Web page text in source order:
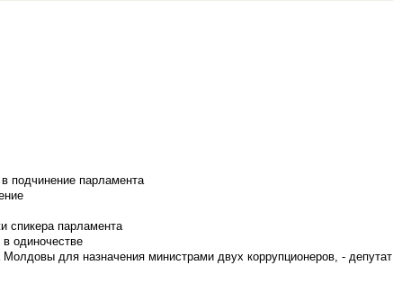
подчинение парламента
спикера парламента
одиночестве
для назначения министрами двух коррупционеров, - депутат